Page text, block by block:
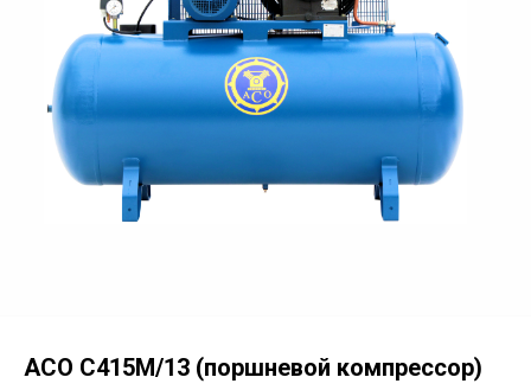
ACO С415М/13 (поршневой компрессор)